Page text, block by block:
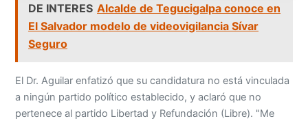
DE INTERES Alcalde de Tegucigalpa conoce en
El Salvador modelo de videovigilancia Sívar
Seguro
El Dr. Aguilar enfatizó que su candidatura no está vinculada
a ningún partido político establecido, y aclaró que no
pertenece al partido Libertad y Refundación (Libre). "Me